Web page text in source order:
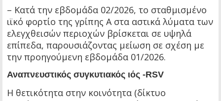
– Κατά την εβδομάδα 02/2026, το σταθμισμένο
ιϊκό φορτίο της γρίπης Α στα αστικά λύματα των
ελεγχθεισών περιοχών βρίσκεται σε υψηλά
επίπεδα, παρουσιάζοντας μείωση σε σχέση με
την προηγούμενη εβδομάδα 01/2026.
Αναπνευστικός συγκυτιακός ιός -RSV
Η θετικότητα στην κοινότητα (δίκτυο